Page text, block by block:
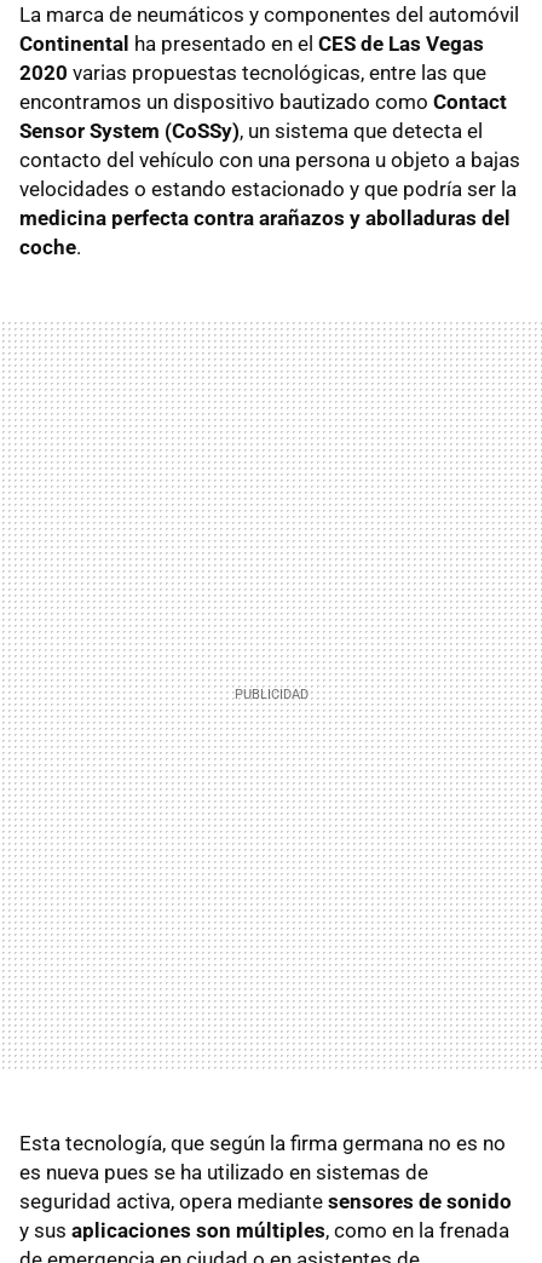
La marca de neumáticos y componentes del automóvil
Continental ha presentado en el CES de Las Vegas
2020 varias propuestas tecnológicas, entre las que
encontramos un dispositivo bautizado como Contact
Sensor System (CoSSy), un sistema que detecta el
contacto del vehículo con una persona u objeto a bajas
velocidades o estando estacionado y que podría ser la
medicina perfecta contra arañazos y abolladuras del
coche.
Esta tecnología, que según la firma germana no es no
es nueva pues se ha utilizado en sistemas de
seguridad activa, opera mediante sensores de sonido
y sus aplicaciones son múltiples, como en la frenada